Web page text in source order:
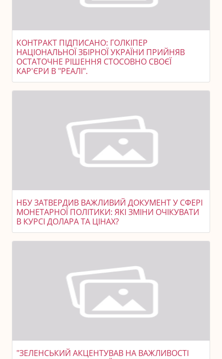
КОНТРАКТ ПІДПИСАНО: ГОЛКІПЕР
НАЦІОНАЛЬНОЇ ЗБІРНОЇ УКРАЇНИ ПРИЙНЯВ
ОСТАТОЧНЕ РІШЕННЯ СТОСОВНО СВОЄЇ
КАР'ЄРИ В "РЕАЛІ".
НБУ ЗАТВЕРДИВ ВАЖЛИВИЙ ДОКУМЕНТ У СФЕРІ
МОНЕТАРНОЇ ПОЛІТИКИ: ЯКІ ЗМІНИ ОЧІКУВАТИ
В КУРСІ ДОЛАРА ТА ЦІНАХ?
"ЗЕЛЕНСЬКИЙ АКЦЕНТУВАВ НА ВАЖЛИВОСТІ